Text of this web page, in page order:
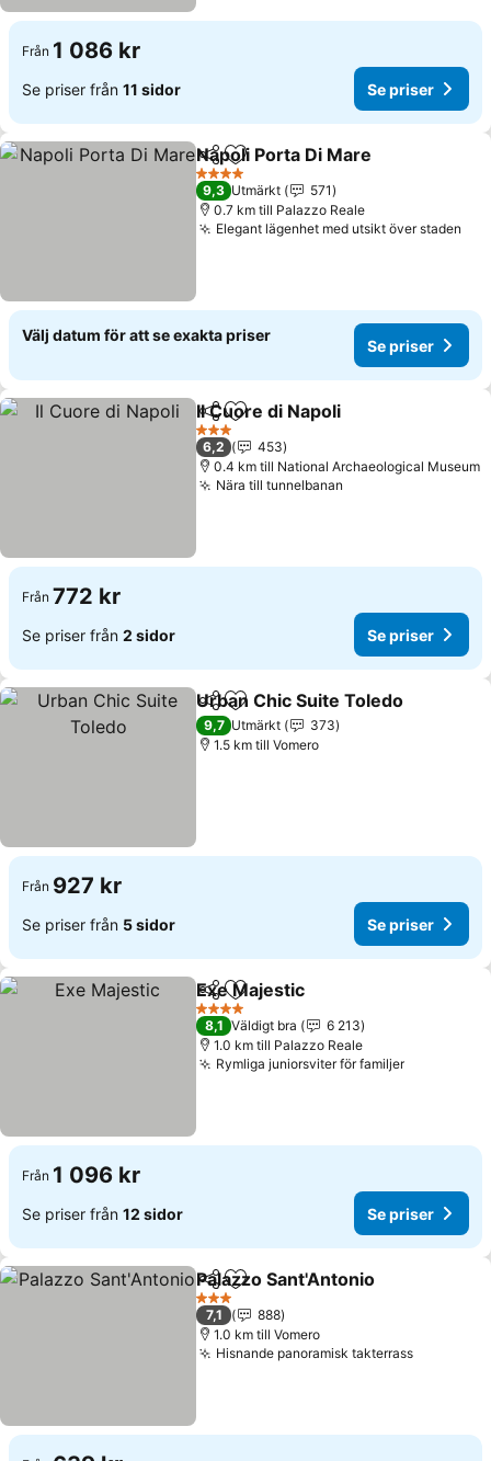
Från 1 086 kr
Se priser från 11 sidor Se priser
Dela Lägg till i Mina Favoriter
Napoli Porta Di Mare
4 Stjärnor
9,3 Utmärkt
571
0.7 km till Palazzo Reale
Elegant lägenhet med utsikt över staden
Välj datum för att se exakta priser
Se priser
Dela Lägg till i Mina Favoriter
Il Cuore di Napoli
3 Stjärnor
6,2
453
0.4 km till National Archaeological Museum
Nära till tunnelbanan
Från 772 kr
Se priser från 2 sidor Se priser
Dela Lägg till i Mina Favoriter
Urban Chic Suite Toledo
9,7 Utmärkt
373
1.5 km till Vomero
Från 927 kr
Se priser från 5 sidor Se priser
Dela Lägg till i Mina Favoriter
Exe Majestic
4 Stjärnor
8,1 Väldigt bra
6 213
1.0 km till Palazzo Reale
Rymliga juniorsviter för familjer
Från 1 096 kr
Se priser från 12 sidor Se priser
Dela Lägg till i Mina Favoriter
Palazzo Sant'Antonio
3 Stjärnor
7,1
888
1.0 km till Vomero
Hisnande panoramisk takterrass